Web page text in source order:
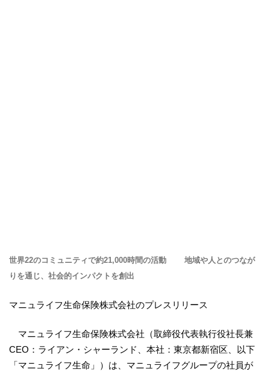
世界22のコミュニティで約21,000時間の活動 地域や人とのつなが
りを通じ、社会的インパクトを創出
マニュライフ生命保険株式会社のプレスリリース
マニュライフ生命保険株式会社（取締役代表執行役社長兼
CEO：ライアン・シャーランド、本社：東京都新宿区、以下
「マニュライフ生命」）は、マニュライフグループの社員が